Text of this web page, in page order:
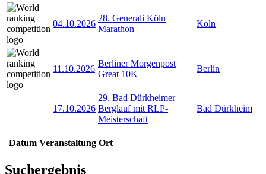
04.10.2026
28. Generali Köln
Marathon
Köln
11.10.2026
Berliner Morgenpost
Great 10K
Berlin
17.10.2026
29. Bad Dürkheimer
Berglauf mit RLP-
Meisterschaft
Bad Dürkheim
Datum Veranstaltung Ort
Suchergebnis